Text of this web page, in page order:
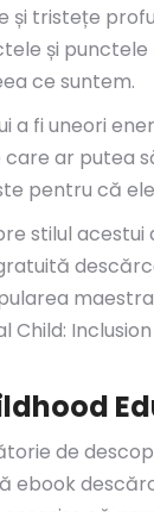
tristețe
și
ce suntem.
a fi uneori
ar
pentru că
stilul
de